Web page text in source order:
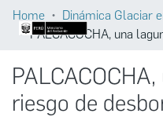
Home
riesgo de